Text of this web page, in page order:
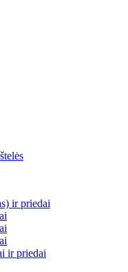
ir priedai
ir priedai